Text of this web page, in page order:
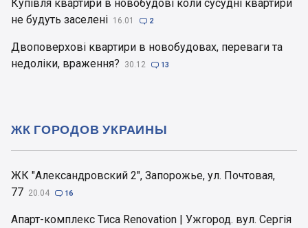
Купівля квартири в новобудові коли сусудні квартири
не будуть заселені 16.01  2
Двоповерхові квартири в новобудовах, переваги та
недоліки, враження?
30.12  13
ЖК "Александровский 2", Запорожье, ул. Почтовая,
77 20.04  16
Апарт-комплекс Тиса Renovation | Ужгород. вул. Сергія
ЖК ГОРОДОВ УКРАИНЫ